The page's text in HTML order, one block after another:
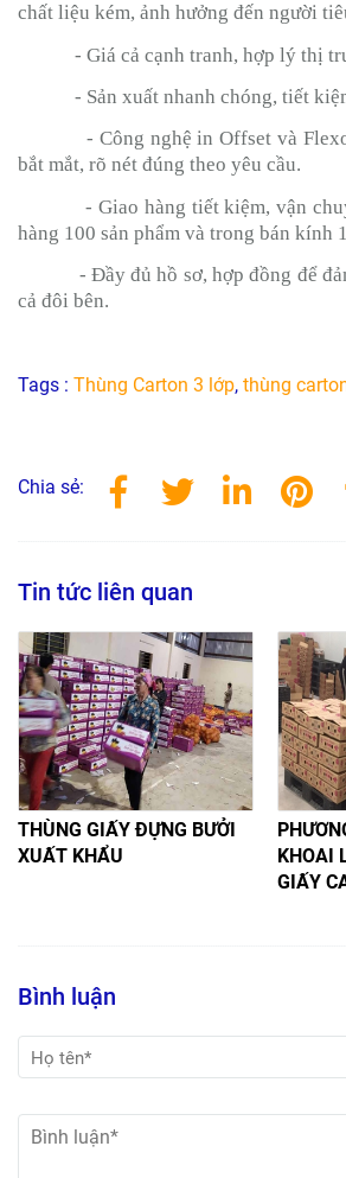
chất liệu kém, ảnh hưởng đến người
- Giá cả cạnh tranh, hợp lý thị
- Sản xuất nhanh chóng, tiết
- Công nghệ in Offset và Flexo
bắt mắt, rõ nét đúng theo yêu cầu.
- Giao hàng tiết kiệm, vận
hàng 100 sản phẩm và trong bán kính
- Đầy đủ hồ sơ, hợp đồng để
cả đôi bên.
Tags : Thùng Carton 3 lớp, thùng
Chia sẻ:
Tin tức liên quan
THÙNG GIẤY ĐỰNG BƯỞI
XUẤT KHẨU
KHOAI
GIẤY
Bình luận